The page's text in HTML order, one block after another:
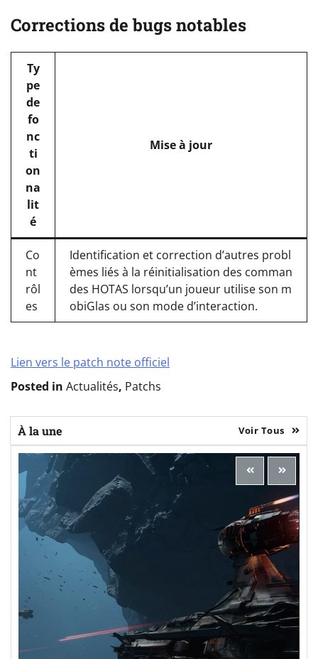
Corrections de bugs notables
Ty
pe
de
fo
nc
ti
on
na
lit
é
Mise à jour
Co
nt
rôl
es
Identification et correction d’autres probl
èmes liés à la réinitialisation des comman
des HOTAS lorsqu’un joueur utilise son m
obiGlas ou son mode d’interaction.
Lien vers le patch note officiel
Posted in Actualités, Patchs
À la une Voir Tous